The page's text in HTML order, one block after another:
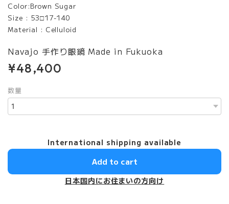
Color:Brown Sugar
Size : 53□17-140
Material : Celluloid
Navajo 手作り眼鏡 Made in Fukuoka
¥48,400
数量
International shipping available
Add to cart
日本国内にお住まいの方向け